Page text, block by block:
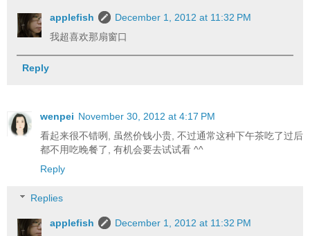
applefish
December 1, 2012 at 11:32 PM
我超喜欢那扇窗口
Reply
wenpei November 30, 2012 at 4:17 PM
看起来很不错咧, 虽然价钱小贵, 不过通常这种下午茶吃了过后
都不用吃晚餐了, 有机会要去试试看 ^^
Reply
Replies
applefish
December 1, 2012 at 11:32 PM